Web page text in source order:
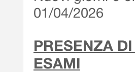
01/04/2026
PRESENZA
ESAMI